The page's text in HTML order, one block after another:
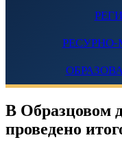
В Образцовом
проведено